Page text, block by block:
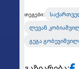
თეგები:
ლევან
გეგა